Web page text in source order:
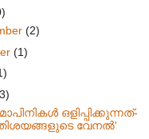
(2)
(1)
ഒളിപ്പിക്കുന്നത്-
വേനൽ'